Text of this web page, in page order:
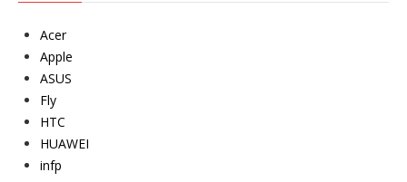
Acer
Apple
ASUS
Fly
HTC
HUAWEI
infp